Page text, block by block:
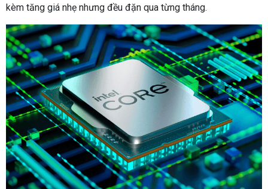
kèm tăng giá nhẹ nhưng đều đặn qua từng tháng.